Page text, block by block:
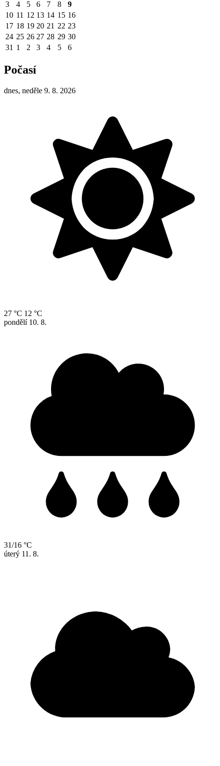
3 4 5 6 7 8
9
10 11 12 13 14 15 16
17 18 19 20 21 22 23
24 25 26 27 28 29 30
31 1 2 3 4 5 6
Počasí
dnes, neděle 9. 8. 2026
27 °C 12 °C
pondělí 10. 8.
31/16 °C
úterý 11. 8.